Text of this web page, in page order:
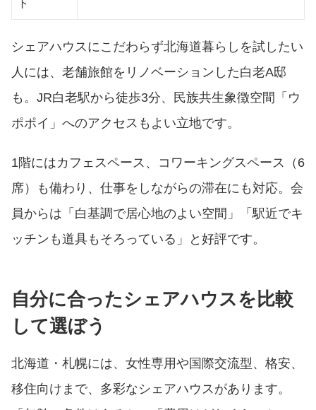
ト
シェアハウスにこだわらず北海道暮らしを試したい
人には、老舗旅館をリノベーションした白老A邸
も。JR白老駅から徒歩3分、民族共生象徴空間「ウ
ポポイ」へのアクセスもよい立地です。
1階にはカフェスペース、コワーキングスペース（6
席）も備わり、仕事をしながらの滞在にも対応。会
員からは「白基調で居心地のよい空間」「駅近でキ
ッチンも道具もそろっている」と好評です。
自分に合ったシェアハウスを比較
して選ぼう
北海道・札幌には、女性専用や国際交流型、格安、
移住向けまで、多彩なシェアハウスがあります。